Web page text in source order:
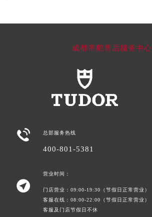
成都帝舵售后服务中心
 总部服务热线
400-801-5381

营业时间：
门店营业：09:00-19:30（节假日正常营业）
客服在线：08:00-22:00（节假日正常营业）
客服及门店节假日不休